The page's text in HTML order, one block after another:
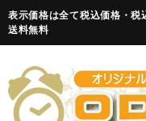
表示価格は全て税込価格・
送料無料